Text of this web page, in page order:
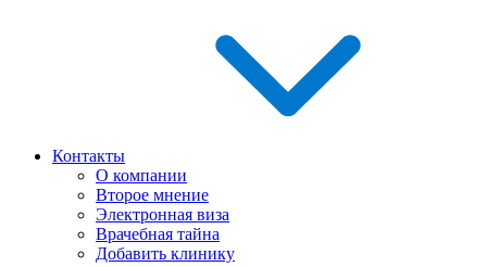
Контакты
О компании
Второе мнение
Электронная виза
Врачебная тайна
Добавить клинику